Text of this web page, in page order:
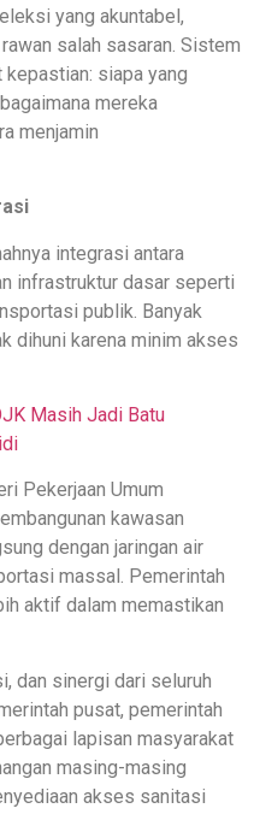
yang akuntabel,
salah sasaran. Sistem
kepastian: siapa yang
mereka
menjamin
integrasi antara
infrastruktur dasar seperti
publik. Banyak
dihuni karena minim akses
Masih Jadi Batu
Pekerjaan Umum
kawasan
dengan jaringan air
massal. Pemerintah
aktif dalam memastikan
dan sinergi dari seluruh
pusat, pemerintah
lapisan masyarakat
masing-masing
akses sanitasi